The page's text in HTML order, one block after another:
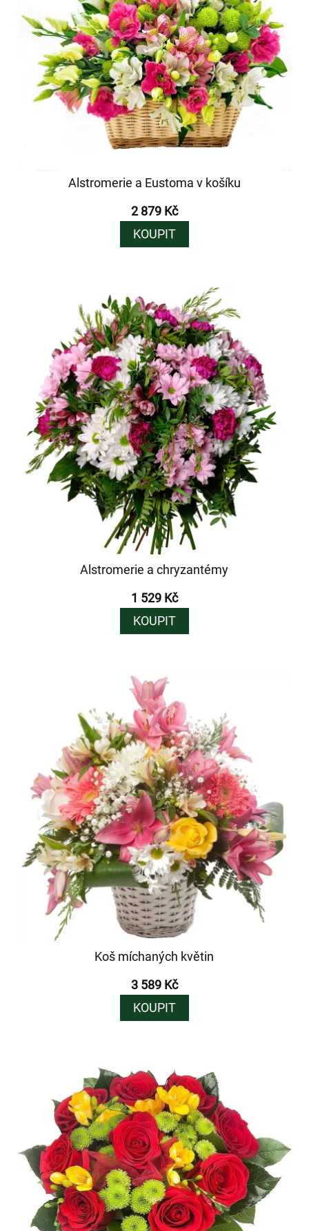
Alstromerie a Eustoma v košíku
2 879 Kč
KOUPIT
Alstromerie a chryzantémy
1 529 Kč
KOUPIT
Koš míchaných květin
3 589 Kč
KOUPIT